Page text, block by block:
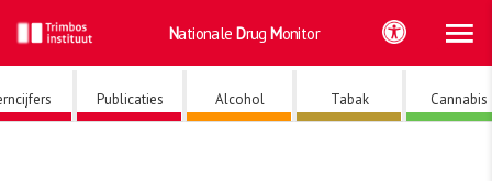
naar
de
inhoud
Nationale Drug Monitor
Publicaties Alcohol Tabak Cannabis